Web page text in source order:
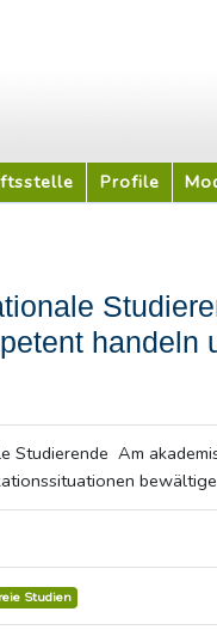
Profile
handeln
Studierende  Am
Studien